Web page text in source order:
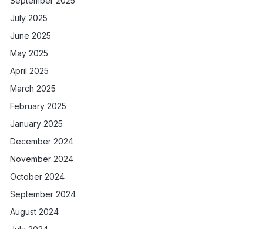
July 2025
June 2025
May 2025
April 2025
March 2025
February 2025
January 2025
December 2024
November 2024
October 2024
September 2024
August 2024